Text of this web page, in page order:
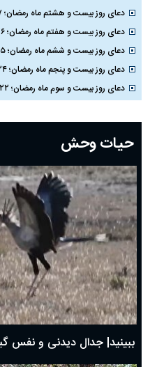
دعای روز بیست و هشتم ماه رمضان؛ ۲۷ اسفند ۱۴۰۴
دعای روز بیست و هفتم ماه رمضان؛ ۲۶ اسفند ۱۴۰۴
دعای روز بیست و ششم ماه رمضان؛ ۲۵ اسفند ۱۴۰۴
دعای روز بیست و پنجم ماه رمضان؛ ۲۴ اسفند ۱۴۰۴
دعای روز بیست و سوم ماه رمضان؛ ۲۲ اسفند ۱۴۰۴
دعای روز بیستم ماه رمضان؛ ۱۹ اسفند ۱۴۰۴
دعای روز هشتم ماه مبارک رمضان؛ ۷ اسفند ماه ۱۴۰۴
دعای روز هفتم ماه رمضان؛ ۶ اسفند ۱۴۰۴
دعای روز ششم ماه رمضان؛ ۵ اسفند ۱۴۰۴
دعای روز پنجم ماه رمضان؛ ۴ اسفند ۱۴۰۴
دعای روز چهارم ماه مبارک رمضان؛ ۳ اسفند ۱۴۰۴
دعای روز سوم ماه مبارک رمضان؛ ۱۴ اسفند ۱۴۰۴
دعای روز دوم ماه مبارک رمضان ۱ اسفند ماه ۱۴۰۴
دعای روز اول ماه مبارک رمضان، ۳۰ بهمن ۱۴۰۴
حضرت زینب(س) چگونه از دنیا رفت؟
بهترین پیامک تبریک روز پدر ۱۴۰۴؛ جملات زیبا و صمیمانه
حیات وحش
ببینید| جدال دیدنی و نفس